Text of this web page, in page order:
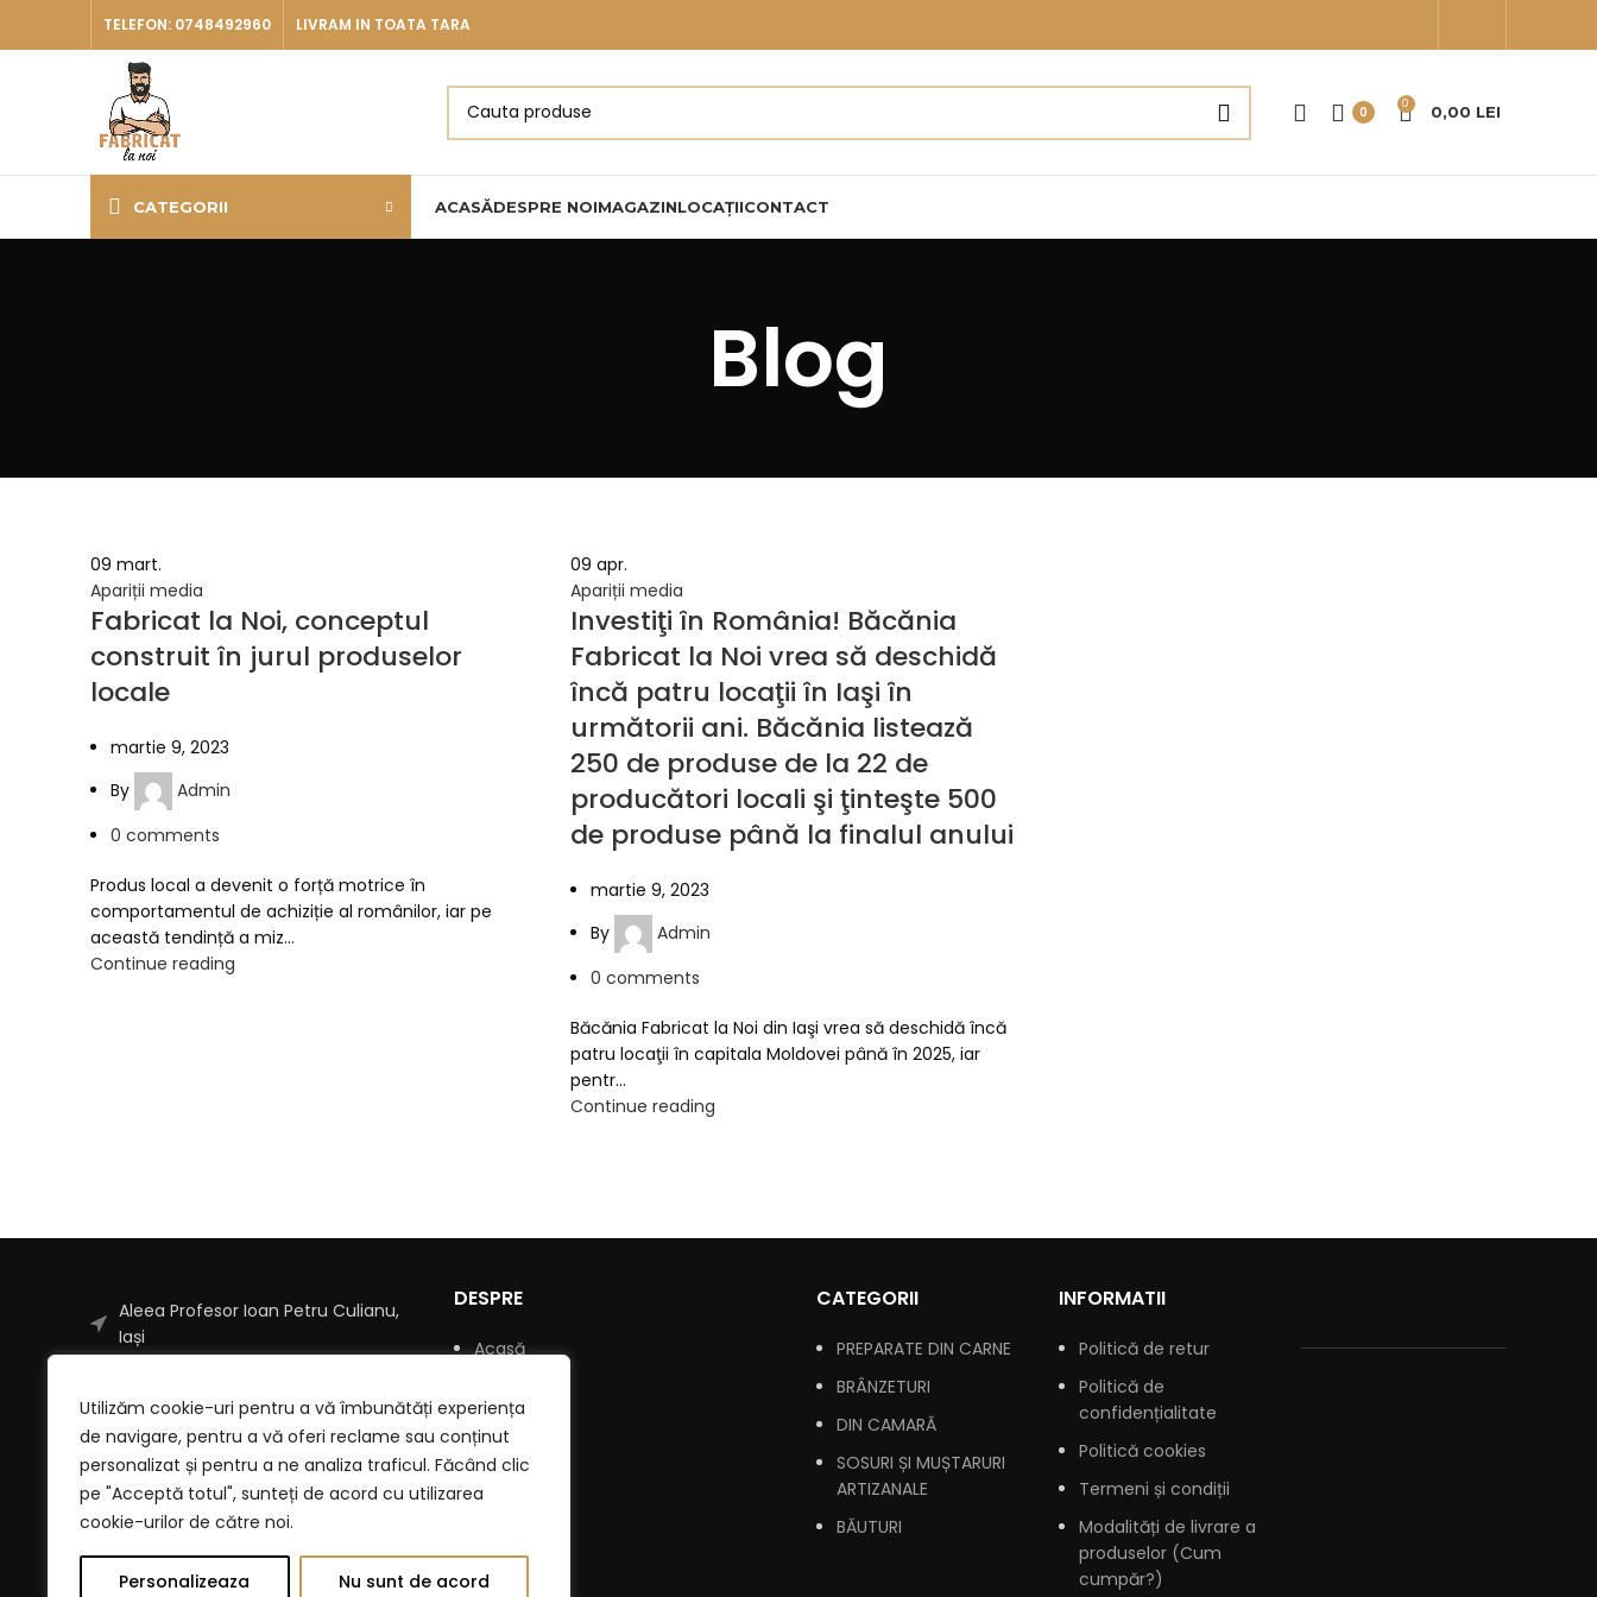
Utilizăm cookie-uri pentru a vă îmbunătăți experiența
de navigare, pentru a vă oferi reclame sau conținut
personalizat și pentru a ne analiza traficul. Făcând clic
pe "Acceptă totul", sunteți de acord cu utilizarea
cookie-urilor de către noi.
Personalizeaza Nu sunt de acord
TELEFON: 0748492960 LIVRAM IN TOATA TARA
0
0 0,00 LEI
CATEGORII ACASĂDESPRE NOIMAGAZINLOCAȚIICONTACT
Blog
09 mart.
Apariții media
Fabricat la Noi, conceptul
construit în jurul produselor
locale
martie 9, 2023
By
Admin
0 comments
Produs local a devenit o forță motrice în
comportamentul de achiziție al românilor, iar pe
această tendință a miz...
Continue reading
09 apr.
Apariții media
Investiţi în România! Băcănia
Fabricat la Noi vrea să deschidă
încă patru locaţii în Iaşi în
următorii ani. Băcănia listează
250 de produse de la 22 de
producători locali şi ţinteşte 500
de produse până la finalul anului
martie 9, 2023
By
Admin
0 comments
Băcănia Fabricat la Noi din Iaşi vrea să deschidă încă
patru locaţii în capitala Moldovei până în 2025, iar
pentr...
Continue reading
Aleea Profesor Ioan Petru Culianu,
Iași
Email: contact@fabricatlanoi.ro
DESPRE
Acasă
Blog
Shop
Contact
CATEGORII
PREPARATE DIN CARNE
BRÂNZETURI
DIN CAMARĂ
SOSURI ȘI MUȘTARURI
ARTIZANALE
BĂUTURI
INFORMATII
Politică de retur
Politică de
confidențialitate
Politică cookies
Termeni și condiții
Modalități de livrare a
produselor (Cum
cumpăr?)